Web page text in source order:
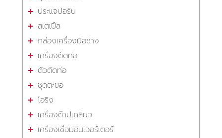
ประแจปอร์น
สเตเปิ้ล
กล่องเครื่องมือช่าง
เครื่องตัดท่อ
ตัวตัดท่อ
ชุดตะขอ
โอริง
เครื่องต๊าปเกลียว
เครื่องเชื่อมอินเวอร์เตอร์